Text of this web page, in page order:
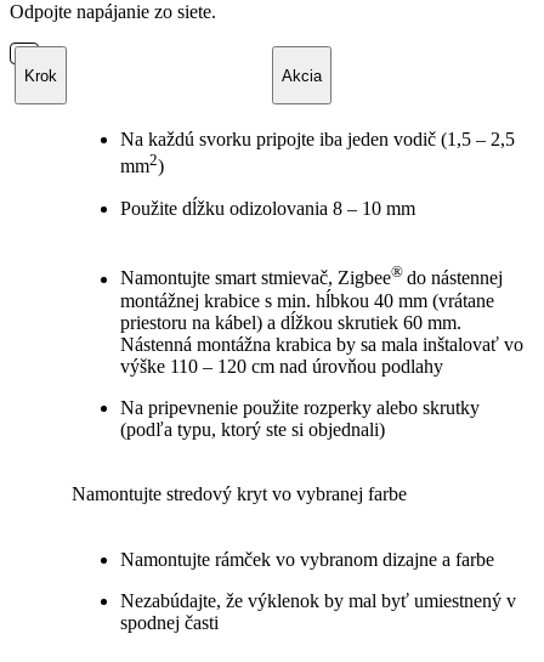
Odpojte napájanie zo siete.
Krok Akcia
Na každú svorku pripojte iba jeden vodič (1,5 – 2,5
mm2)
Použite dĺžku odizolovania 8 – 10 mm
Namontujte smart stmievač, Zigbee® do nástennej
montážnej krabice s min. hĺbkou 40 mm (vrátane
priestoru na kábel) a dĺžkou skrutiek 60 mm.
Nástenná montážna krabica by sa mala inštalovať vo
výške 110 – 120 cm nad úrovňou podlahy
Na pripevnenie použite rozperky alebo skrutky
(podľa typu, ktorý ste si objednali)
Namontujte stredový kryt vo vybranej farbe
Namontujte rámček vo vybranom dizajne a farbe
Nezabúdajte, že výklenok by mal byť umiestnený v
spodnej časti